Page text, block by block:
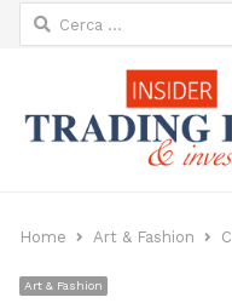
Ricerca
per:
Home Art & Fashion
Art & Fashion